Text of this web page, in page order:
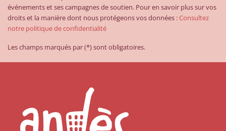
événements et ses campagnes de soutien. Pour en savoir plus sur vos
droits et la manière dont nous protégeons vos données :Consultez
notre politique de confidentialité
Les champs marqués par (*) sont obligatoires.